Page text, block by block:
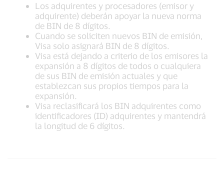
Los adquirentes y procesadores (emisor y
adquirente) deberán apoyar la nueva norma
de BIN de 8 dígitos.
Cuando se soliciten nuevos BIN de emisión,
Visa solo asignará BIN de 8 dígitos.
Visa está dejando a criterio de los emisores la
expansión a 8 dígitos de todos o cualquiera
de sus BIN de emisión actuales y que
establezcan sus propios tiempos para la
expansión.
Visa reclasificará los BIN adquirentes como
identificadores (ID) adquirentes y mantendrá
la longitud de 6 dígitos.